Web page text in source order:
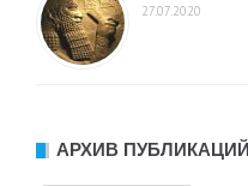
27.07.2020
АРХИВ ПУБЛИКАЦИЙ